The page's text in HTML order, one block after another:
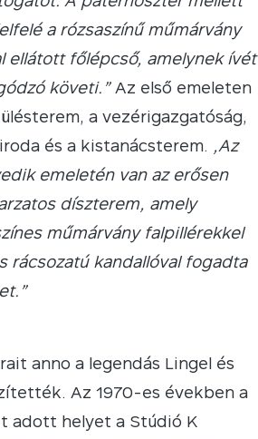
a rózsaszínű műmárvány
ellátott főlépcső, amelynek ívét
követi.”Az első emeleten
a vezérigazgatóság,
és a kistanácsterem. „Az
emeletén van az erősen
díszterem, amely
műmárvány falpillérekkel
rácsozatú kandallóval fogadta
anno a legendás Lingel és
Az 1970-es években a
adott helyet a Stúdió K